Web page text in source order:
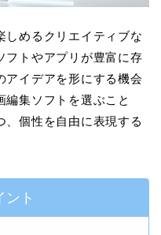
しめるクリエイティブな
フトやアプリが豊富に存
アイデアを形にする機会
編集ソフトを選ぶこと
、個性を自由に表現する
ント